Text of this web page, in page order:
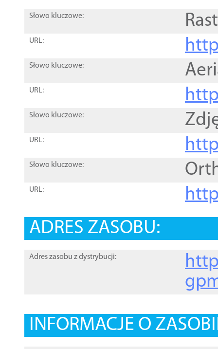
Słowo kluczowe:
URL:
Słowo kluczowe:
URL:
Słowo kluczowe:
URL:
Słowo kluczowe:
URL:
ADRES ZASOBU:
Adres zasobu z dystrybucji:
INFORMACJE O